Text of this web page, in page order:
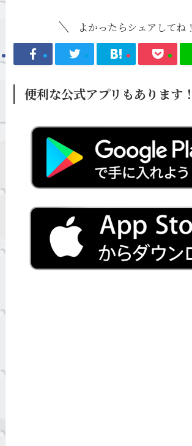
よかったらシェアしてね！
便利な公式アプリもあります！